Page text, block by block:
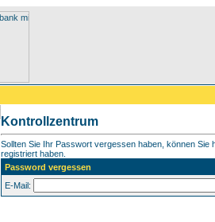
Kontrollzentrum
Sollten Sie Ihr Passwort vergessen haben, können
registriert haben.
Password vergessen
E-Mail: